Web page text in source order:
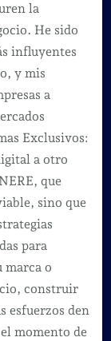
la
He sido
influyentes
y mis
a
Exclusivos:
a otro
que
sino que
para
marca o
construir
esfuerzos den
momento de